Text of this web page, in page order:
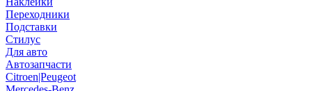
Переходники
Подставки
Стилус
Для авто
Автозапчасти
Citroen|Peugeot